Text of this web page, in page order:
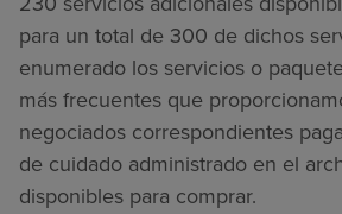
para un total de 300 de dichos
enumerado los servicios o
más frecuentes que
negociados correspondientes
de cuidado administrado en el
disponibles para comprar.